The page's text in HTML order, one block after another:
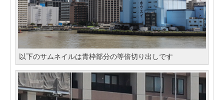
以下のサムネイルは青枠部分の等倍切り出しです